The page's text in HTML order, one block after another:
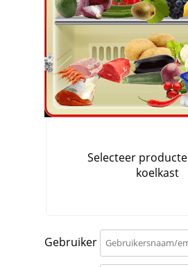
Gebruiker